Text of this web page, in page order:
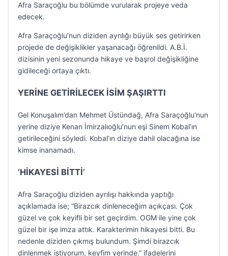
Afra Saraçoğlu bu bölümde vurularak projeye veda
edecek.
Afra Saraçoğlu’nun diziden ayrılığı büyük ses getirirken
projede de değişiklikler yaşanacağı öğrenildi. A.B.İ.
dizisinin yeni sezonunda hikaye ve başrol değişikliğine
gidileceği ortaya çıktı.
YERİNE GETİRİLECEK İSİM ŞAŞIRTTI
Gel Konuşalım’dan Mehmet Üstündağ, Afra Saraçoğlu’nun
yerine diziye Kenan İmirzalıoğlu’nun eşi Sinem Kobal’ın
getirileceğini söyledi. Kobal’ın diziye dahil olacağına ise
kimse inanamadı.
‘HİKAYESİ BİTTİ’
Afra Saraçoğlu diziden ayrılışı hakkında yaptığı
açıklamada ise; “Birazcık dinleneceğim açıkçası. Çok
güzel ve çok keyifli bir set geçirdim. OGM ile yine çok
güzel bir işe imza attık. Karakterimin hikayesi bitti. Bu
nedenle diziden çıkmış bulundum. Şimdi birazcık
dinlenmek istiyorum, keyfim yerinde.” ifadelerini